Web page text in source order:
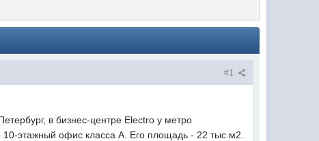
#1
в бизнес-центре Electro у метро
этажный офис класса А. Его площадь - 22 тыс м2.